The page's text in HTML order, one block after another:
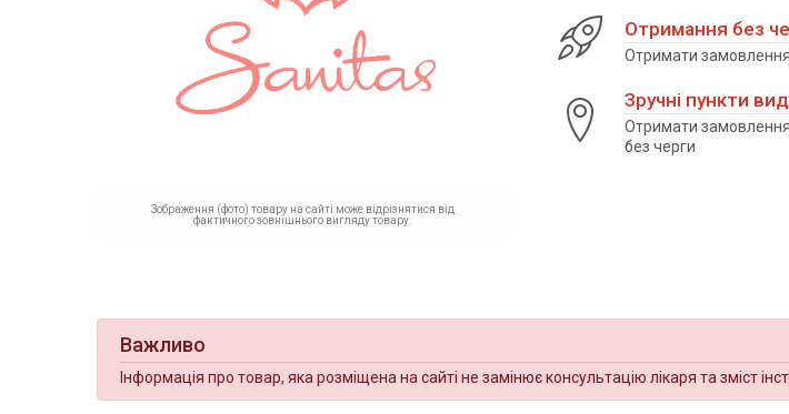
Зображення (фото) товару на сайті може відрізнятися від
фактичного зовнішнього вигляду товару.
Отримання без
Отримати замовлення
Зручні пункти
Отримати
без черги
Важливо
Інформація про товар, яка розміщена на сайті не замінює консультацію лікаря та зміст